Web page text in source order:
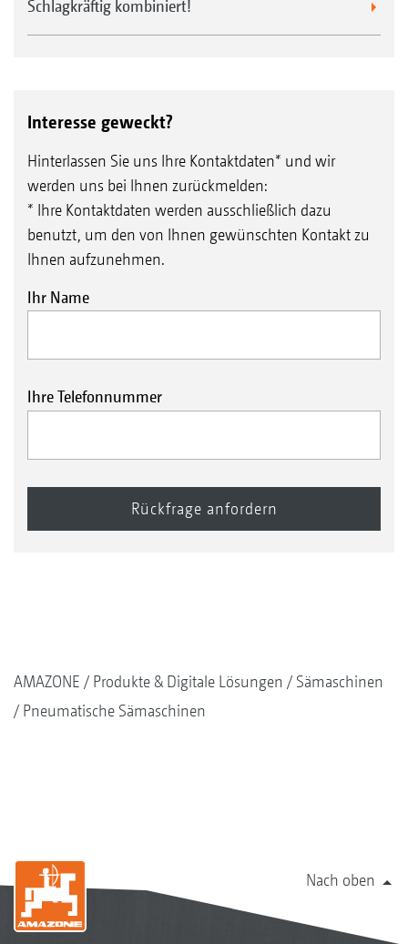
Schlagkräftig kombiniert!
Interesse geweckt?
Hinterlassen Sie uns Ihre Kontaktdaten* und wir
werden uns bei Ihnen zurückmelden:
* Ihre Kontaktdaten werden ausschließlich dazu
benutzt, um den von Ihnen gewünschten Kontakt zu
Ihnen aufzunehmen.
Ihr Name
Ihre Telefonnummer
AMAZONE Produkte & Digitale Lösungen
Sämaschinen
Pneumatische Sämaschinen
Nach oben